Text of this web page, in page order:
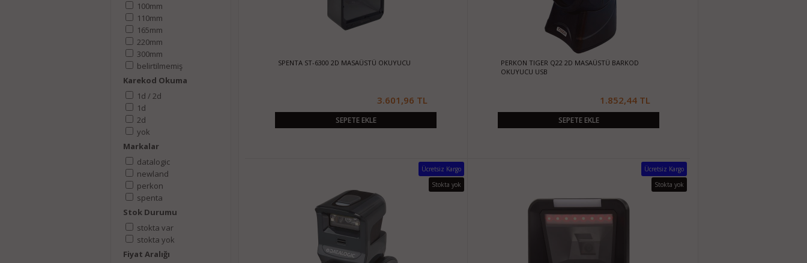
100mm
110mm
165mm
220mm
300mm
belirtilmemiş
Karekod Okuma
1d / 2d
1d
2d
yok
Markalar
datalogic
newland
perkon
spenta
Stok Durumu
stokta var
stokta yok
Fiyat Aralığı
SPENTA ST-6300 2D MASAÜSTÜ OKUYUCU
3.601,96 TL
SEPETE EKLE
PERKON TIGER Q22 2D MASAÜSTÜ BARKOD
OKUYUCU USB
1.852,44 TL
SEPETE EKLE
Ücretsiz Kargo
Stokta yok
Ücretsiz Kargo
Stokta yok